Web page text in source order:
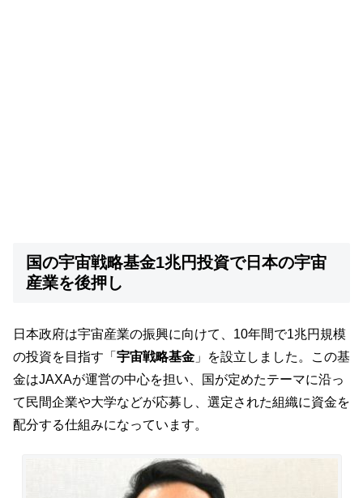
国の宇宙戦略基金1兆円投資で日本の宇宙
産業を後押し
日本政府は宇宙産業の振興に向けて、10年間で1兆円規模
の投資を目指す「 宇宙戦略基金 」を設立しました。この基
金はJAXAが運営の中心を担い、国が定めたテーマに沿っ
て民間企業や大学などが応募し、選定された組織に資金を
配分する仕組みになっています。